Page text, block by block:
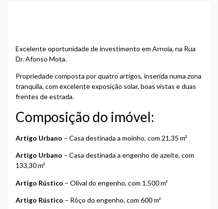
Excelente oportunidade de investimento em Arnoia, na Rua
Dr. Afonso Mota.
Propriedade composta por quatro artigos, inserida numa zona
tranquila, com excelente exposição solar, boas vistas e duas
frentes de estrada.
Composição do imóvel:
Artigo Urbano – Casa destinada a moinho, com 21,35 m²
Artigo Urbano – Casa destinada a engenho de azeite, com
133,30 m²
Artigo Rústico – Olival do engenho, com 1.500 m²
Artigo Rústico – Rôço do engenho, com 600 m²